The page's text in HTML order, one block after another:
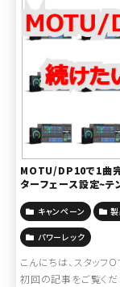
MOTU/DP10で1曲完
ターフェース設定~テ
キャンペーン
パワーレック
こんにちは、スタッフ
初回の記事をご覧く